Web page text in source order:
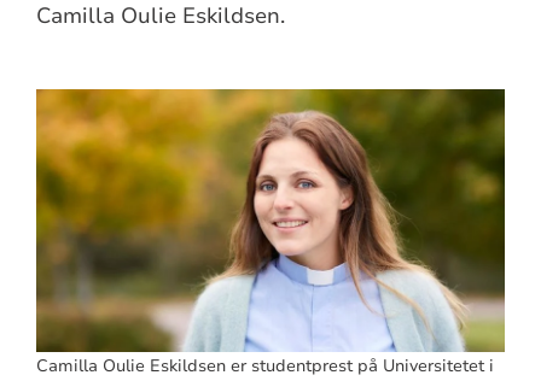
Camilla Oulie Eskildsen.
Camilla Oulie Eskildsen er studentprest på Universitetet i